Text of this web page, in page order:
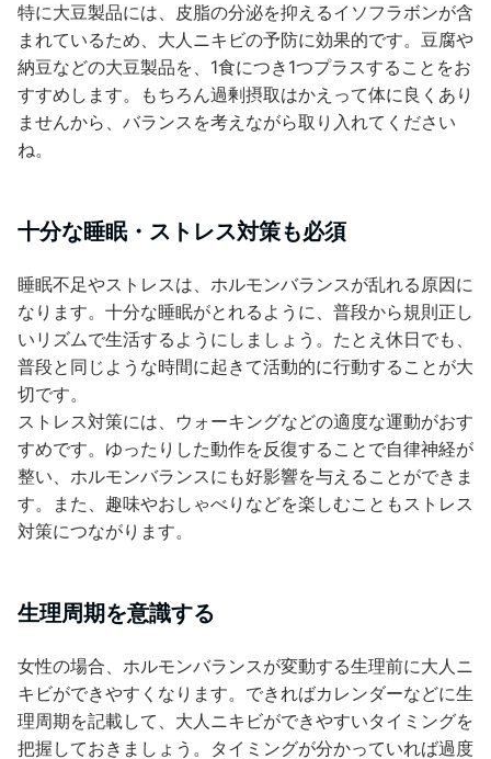
特に大豆製品には、皮脂の分泌を抑えるイソフラボンが含
まれているため、大人ニキビの予防に効果的です。豆腐や
納豆などの大豆製品を、1食につき1つプラスすることをお
すすめします。もちろん過剰摂取はかえって体に良くあり
ませんから、バランスを考えながら取り入れてください
ね。
十分な睡眠・ストレス対策も必須
睡眠不足やストレスは、ホルモンバランスが乱れる原因に
なります。十分な睡眠がとれるように、普段から規則正し
いリズムで生活するようにしましょう。たとえ休日でも、
普段と同じような時間に起きて活動的に行動することが大
切です。
ストレス対策には、ウォーキングなどの適度な運動がおす
すめです。ゆったりした動作を反復することで自律神経が
整い、ホルモンバランスにも好影響を与えることができま
す。また、趣味やおしゃべりなどを楽しむこともストレス
対策につながります。
生理周期を意識する
女性の場合、ホルモンバランスが変動する生理前に大人ニ
キビができやすくなります。できればカレンダーなどに生
理周期を記載して、大人ニキビができやすいタイミングを
把握しておきましょう。タイミングが分かっていれば過度